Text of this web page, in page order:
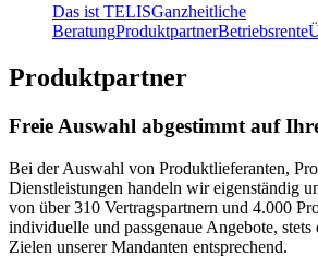
Das ist TELISGanzheitliche
BeratungProduktpartnerBetriebsrente
Produktpartner
Freie Auswahl abgestimmt auf
Bei der Auswahl von Produktlieferanten,
Dienstleistungen handeln wir eigenständig
von über 310 Vertragspartnern und 4.000
individuelle und passgenaue Angebote, stets
Zielen unserer Mandanten entsprechend.